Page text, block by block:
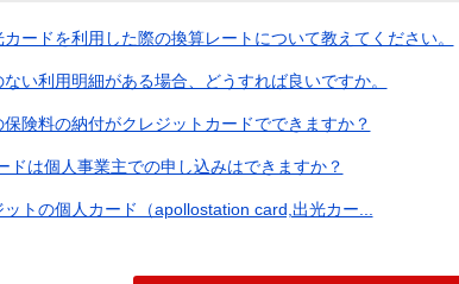
ードを利用した際の換算レートについて教えてください。
い利用明細がある場合、どうすれば良いですか。
保険料の納付がクレジットカードでできますか？
ドは個人事業主での申し込みはできますか？
トの個人カード（apollostation card,出光カー...